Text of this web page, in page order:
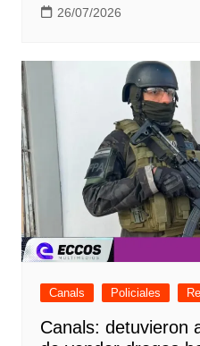
26/07/2026
Canals Policiales
Canals: detuvieron